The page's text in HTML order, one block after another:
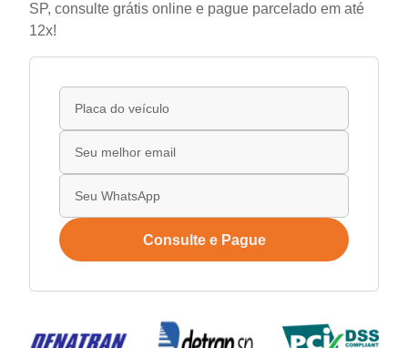
SP, consulte grátis online e pague parcelado em até
12x!
Consulte e Pague